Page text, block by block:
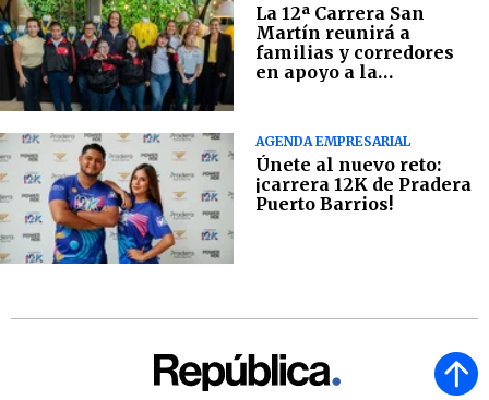
La 12ª Carrera San
Martín reunirá a
familias y corredores
en apoyo a la
AGENDA EMPRESARIAL
Únete al nuevo reto:
¡carrera 12K de Pradera
Puerto Barrios!